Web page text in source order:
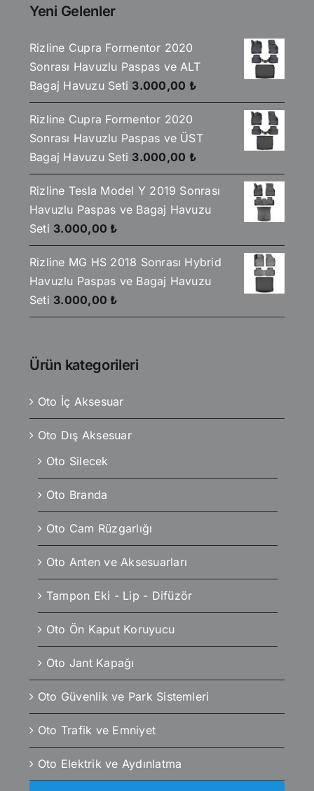
Yeni Gelenler
Rizline Cupra Formentor 2020
Sonrası Havuzlu Paspas ve ALT
Bagaj Havuzu Seti 3.000,00 ₺
Rizline Cupra Formentor 2020
Sonrası Havuzlu Paspas ve ÜST
Bagaj Havuzu Seti 3.000,00 ₺
Rizline Tesla Model Y 2019 Sonrası
Havuzlu Paspas ve Bagaj Havuzu
Seti 3.000,00 ₺
Rizline MG HS 2018 Sonrası Hybrid
Havuzlu Paspas ve Bagaj Havuzu
Seti 3.000,00 ₺
Ürün kategorileri
Oto İç Aksesuar
Oto Dış Aksesuar
Oto Silecek
Oto Branda
Oto Cam Rüzgarlığı
Oto Anten ve Aksesuarları
Tampon Eki - Lip - Difüzör
Oto Ön Kaput Koruyucu
Oto Jant Kapağı
Oto Güvenlik ve Park Sistemleri
Oto Trafik ve Emniyet
Oto Elektrik ve Aydınlatma